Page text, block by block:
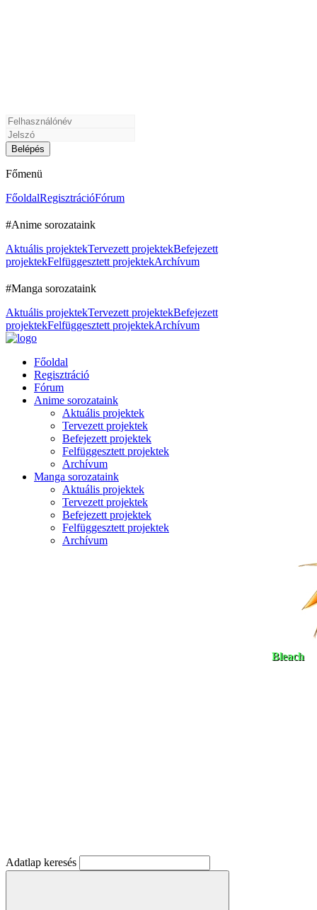
Főmenü
FőoldalRegisztrációFórum
#Anime sorozataink
Aktuális projektekTervezett projektekBefejezett
projektekFelfüggesztett projektekArchívum
#Manga sorozataink
Aktuális projektekTervezett projektekBefejezett
projektekFelfüggesztett projektekArchívum
Főoldal
Regisztráció
Fórum
Anime sorozataink
Aktuális projektek
Tervezett projektek
Befejezett projektek
Felfüggesztett projektek
Archívum
Manga sorozataink
Aktuális projektek
Tervezett projektek
Befejezett projektek
Felfüggesztett projektek
Archívum
Bleach
Adatlap keresés